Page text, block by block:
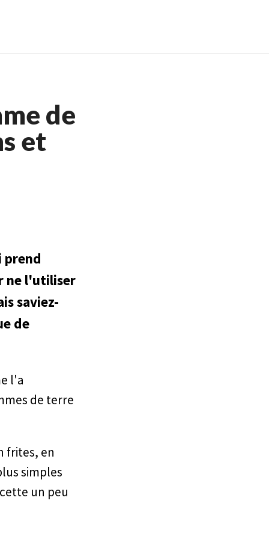
de
et
prend
ne l'utiliser
saviez-
de
l'a
de terre
frites, en
simples
un peu